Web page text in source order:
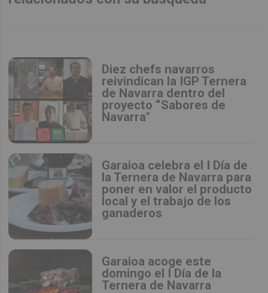
Diez chefs navarros
reivindican la IGP Ternera
de Navarra dentro del
proyecto “Sabores de
Navarra"
Garaioa celebra el I Día de
la Ternera de Navarra para
poner en valor el producto
local y el trabajo de los
ganaderos
Garaioa acoge este
domingo el I Día de la
Ternera de Navarra